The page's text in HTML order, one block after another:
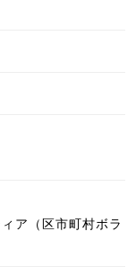
ア（区市町村ボラ